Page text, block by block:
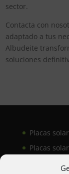
sector.
Contacta con
adaptado a tus
Albudeite
soluciones
Placas
Placas